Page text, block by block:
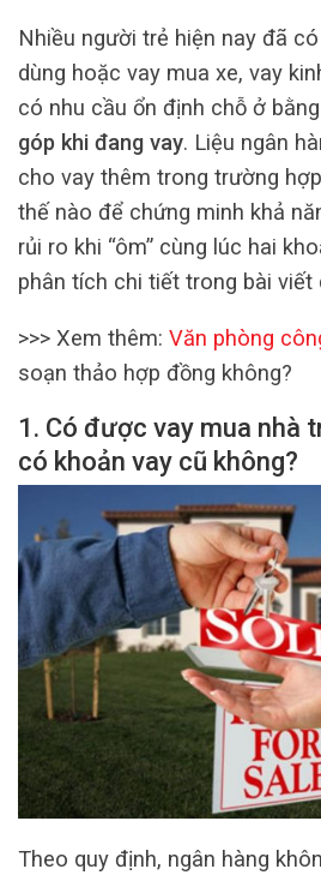
Nhiều người trẻ hiện nay đã
dùng hoặc vay mua xe, vay
có nhu cầu ổn định chỗ ở
góp khi đang vay. Liệu ngân
cho vay thêm trong trường
thế nào để chứng minh khả
rủi ro khi “ôm” cùng lúc hai
phân tích chi tiết trong bài viết
>>> Xem thêm: Văn phòng
soạn thảo hợp đồng không?
1. Có được vay mua nhà
có khoản vay cũ không?
Theo quy định, ngân hàng